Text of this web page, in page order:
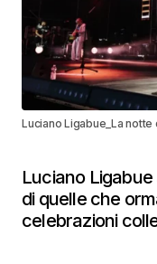
Luciano Ligabue_La
Luciano
di quelle che
celebrazioni